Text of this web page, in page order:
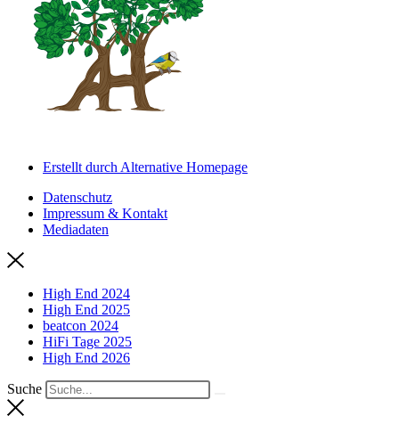
Erstellt durch Alternative Homepage
Datenschutz
Impressum & Kontakt
Mediadaten
High End 2024
High End 2025
beatcon 2024
HiFi Tage 2025
High End 2026
Suche